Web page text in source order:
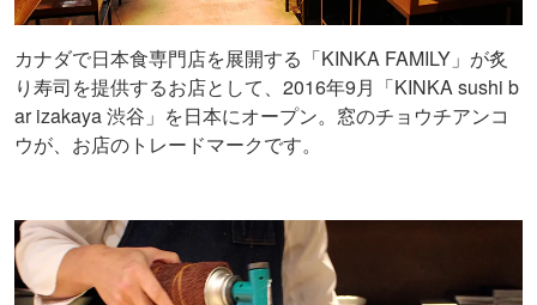
カナダで日本食専門店を展開する「KINKA FAMILY」が炙
り寿司を提供するお店として、2016年9月「KINKA sushi b
ar izakaya 渋谷」を日本にオープン。窓のチョウチアンコ
ウが、お店のトレードマークです。